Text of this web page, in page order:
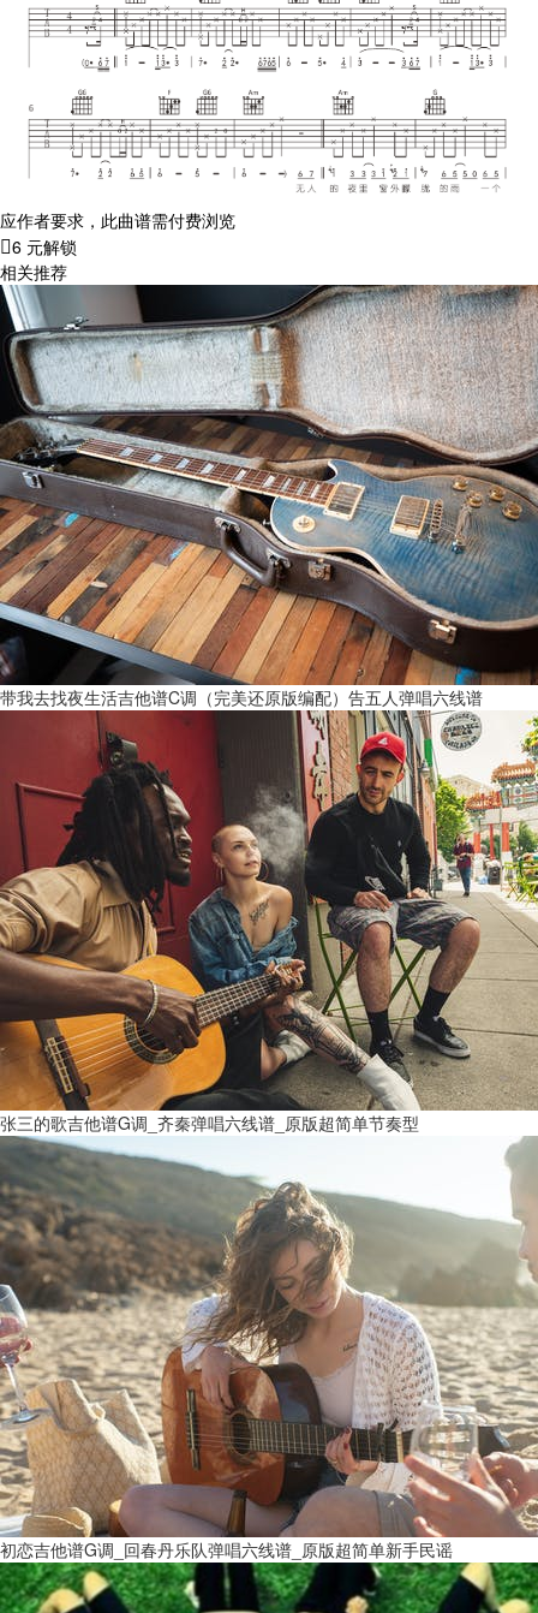
应作者要求，此曲谱需付费浏览
6 元解锁
相关推荐
带我去找夜生活吉他谱C调（完美还原版编配）告五人弹唱六线谱
张三的歌吉他谱G调_齐秦弹唱六线谱_原版超简单节奏型
初恋吉他谱G调_回春丹乐队弹唱六线谱_原版超简单新手民谣